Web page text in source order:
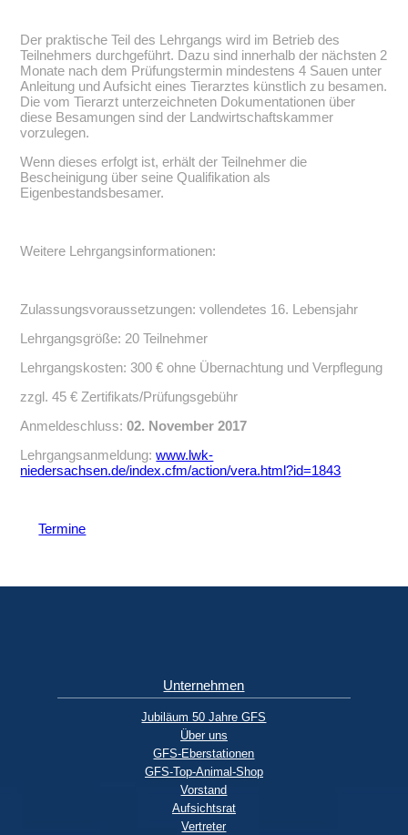
Der praktische Teil des Lehrgangs wird im Betrieb des
Teilnehmers durchgeführt. Dazu sind innerhalb der nächsten 2
Monate nach dem Prüfungstermin mindestens 4 Sauen unter
Anleitung und Aufsicht eines Tierarztes künstlich zu besamen.
Die vom Tierarzt unterzeichneten Dokumentationen über
diese Besamungen sind der Landwirtschaftskammer
vorzulegen.
Wenn dieses erfolgt ist, erhält der Teilnehmer die
Bescheinigung über seine Qualifikation als
Eigenbestandsbesamer.
Weitere Lehrgangsinformationen:
Zulassungsvoraussetzungen: vollendetes 16. Lebensjahr
Lehrgangsgröße: 20 Teilnehmer
Lehrgangskosten: 300 € ohne Übernachtung und Verpflegung
zzgl. 45 € Zertifikats/Prüfungsgebühr
Anmeldeschluss:02. November 2017
Lehrgangsanmeldung:www.lwk-
niedersachsen.de/index.cfm/action/vera.html?id=1843
Termine
Unternehmen
Jubiläum 50 Jahre GFS
Über uns
GFS-Eberstationen
GFS-Top-Animal-Shop
Vorstand
Aufsichtsrat
Vertreter